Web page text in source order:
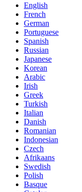
English
French
German
Portuguese
Spanish
Russian
Japanese
Korean
Arabic
Irish
Greek
Turkish
Italian
Danish
Romanian
Indonesian
Czech
Afrikaans
Swedish
Polish
Basque